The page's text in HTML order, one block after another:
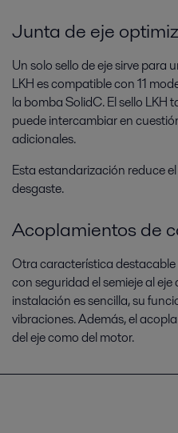
Junta de eje
Un solo sello de eje sirve para
LKH es compatible con 11
la bomba SolidC. El sello LKH
puede intercambiar en
adicionales.
Esta estandarización reduce
desgaste.
Acoplamientos de
Otra característica
con seguridad el semieje al
instalación es sencilla, su
vibraciones. Además, el
del eje como del motor.